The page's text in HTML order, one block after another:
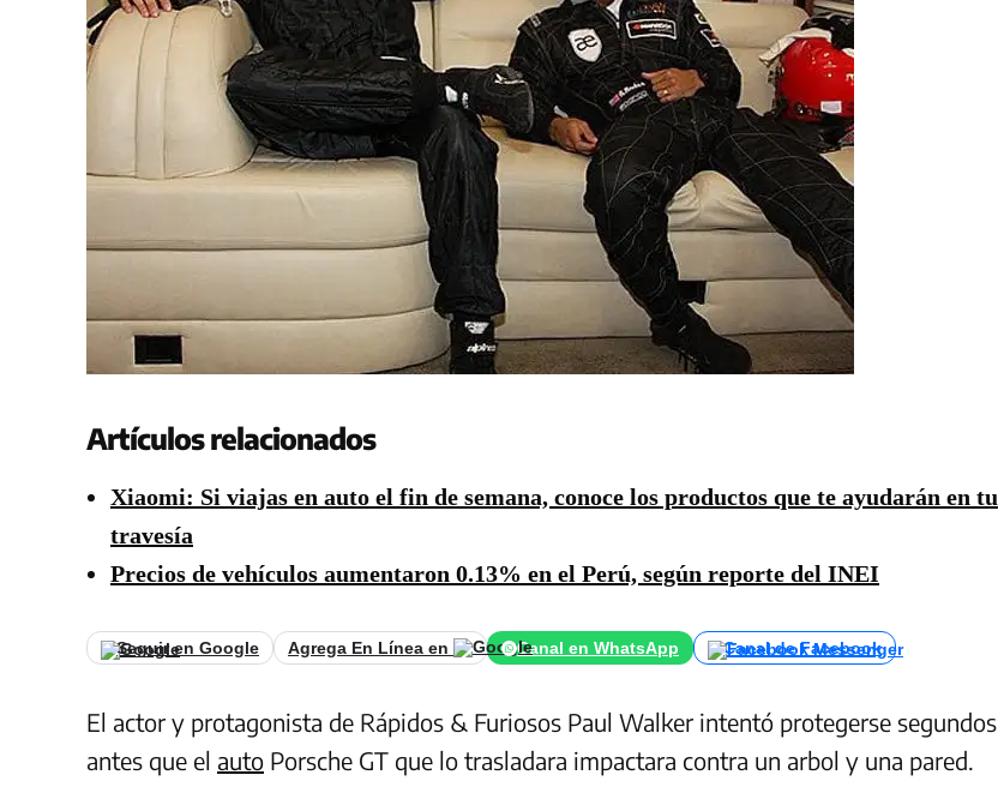
Artículos relacionados
Xiaomi: Si viajas en auto el fin de semana, conoce los productos que te ayudarán en tu
travesía
Precios de vehículos aumentaron 0.13% en el Perú, según reporte del INEI
Seguir en Google Agrega En Línea en Canal en WhatsApp Canal de Facebook
El actor y protagonista de Rápidos & Furiosos Paul Walker intentó protegerse segundos
antes que el auto Porsche GT que lo trasladara impactara contra un arbol y una pared.